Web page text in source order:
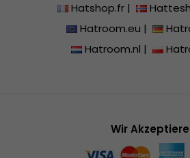
Hatshop.fr|
Hatroom.eu |
Hatroom.nl |
Wir